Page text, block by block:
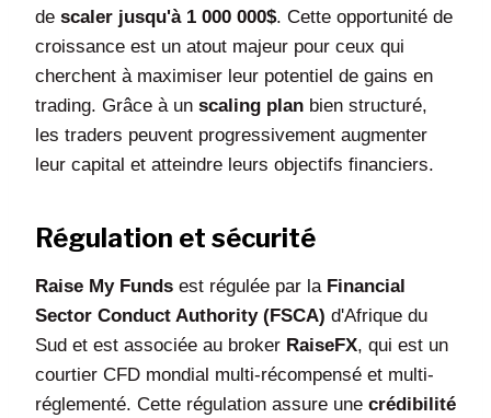
de scaler jusqu'à 1 000 000$. Cette opportunité de
croissance est un atout majeur pour ceux qui
cherchent à maximiser leur potentiel de gains en
trading. Grâce à un scaling plan bien structuré,
les traders peuvent progressivement augmenter
leur capital et atteindre leurs objectifs financiers.
Régulation et sécurité
Raise My Funds est régulée par la Financial
Sector Conduct Authority (FSCA) d'Afrique du
Sud et est associée au broker RaiseFX, qui est un
courtier CFD mondial multi-récompensé et multi-
réglementé. Cette régulation assure une crédibilité